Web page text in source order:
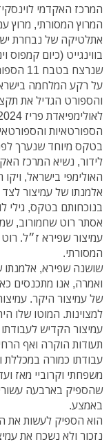
המרוץ המסורתי, מרוץ
אתלטיקה של נבחרת
בווינגייט (כיום קמפוס
שנרצח בטבח 11 הספורטאים באולימפיאדת מינכן 1972.
על רקע המלחמה
והספורט הגדיל את
הספורטאיות
בטקס מיוחד שנערך
לידור, נשיא המרכז
האולימפי בישראל,
אלמנתו של עמיצור לצד
בנוכחותם בטקס, גילי
אסתר רוט שחמורוב,
עמיצור שפירא ז״ל.
המסורתי.
שושנה שפירא,
ואמרה, אנו מתכנסים
של עמיצור היקר.
למצוינות. המוטו שלו
עמיצור הקדיש
תעודות הוקרה ואף
עבודתו כמורה במכללת
משפחתי וקרוביי מאז
שהספיק בארבעה
באמצע.
הוא הספיק לעשות את
נזכור ולא נשכח את